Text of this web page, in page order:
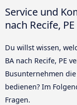
Service und
nach Recife, PE
Du willst wissen,
BA nach Recife, PE
Busunternehmen die
bedienen? Im
Fragen.